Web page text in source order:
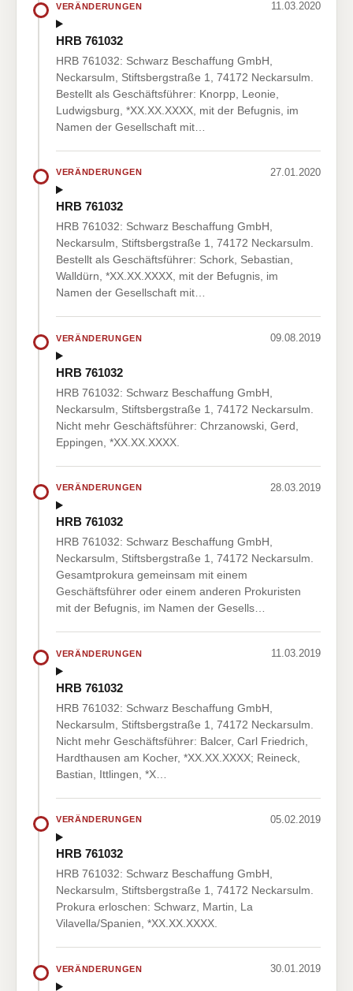
VERÄNDERUNGEN 11.03.2020
HRB 761032
HRB 761032: Schwarz Beschaffung GmbH,
Neckarsulm, Stiftsbergstraße 1, 74172 Neckarsulm.
Bestellt als Geschäftsführer: Knorpp, Leonie,
Ludwigsburg, *XX.XX.XXXX, mit der Befugnis, im
Namen der Gesellschaft mit…
VERÄNDERUNGEN 27.01.2020
HRB 761032
HRB 761032: Schwarz Beschaffung GmbH,
Neckarsulm, Stiftsbergstraße 1, 74172 Neckarsulm.
Bestellt als Geschäftsführer: Schork, Sebastian,
Walldürn, *XX.XX.XXXX, mit der Befugnis, im
Namen der Gesellschaft mit…
VERÄNDERUNGEN 09.08.2019
HRB 761032
HRB 761032: Schwarz Beschaffung GmbH,
Neckarsulm, Stiftsbergstraße 1, 74172 Neckarsulm.
Nicht mehr Geschäftsführer: Chrzanowski, Gerd,
Eppingen, *XX.XX.XXXX.
VERÄNDERUNGEN 28.03.2019
HRB 761032
HRB 761032: Schwarz Beschaffung GmbH,
Neckarsulm, Stiftsbergstraße 1, 74172 Neckarsulm.
Gesamtprokura gemeinsam mit einem
Geschäftsführer oder einem anderen Prokuristen
mit der Befugnis, im Namen der Gesells…
VERÄNDERUNGEN 11.03.2019
HRB 761032
HRB 761032: Schwarz Beschaffung GmbH,
Neckarsulm, Stiftsbergstraße 1, 74172 Neckarsulm.
Nicht mehr Geschäftsführer: Balcer, Carl Friedrich,
Hardthausen am Kocher, *XX.XX.XXXX; Reineck,
Bastian, Ittlingen, *X…
VERÄNDERUNGEN 05.02.2019
HRB 761032
HRB 761032: Schwarz Beschaffung GmbH,
Neckarsulm, Stiftsbergstraße 1, 74172 Neckarsulm.
Prokura erloschen: Schwarz, Martin, La
Vilavella/Spanien, *XX.XX.XXXX.
VERÄNDERUNGEN 30.01.2019